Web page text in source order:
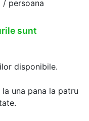
persoana
sunt
disponibile.
una pana la patru